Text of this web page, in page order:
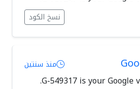
نسخ الكود
منذ سنتين
G-549317 is your Google